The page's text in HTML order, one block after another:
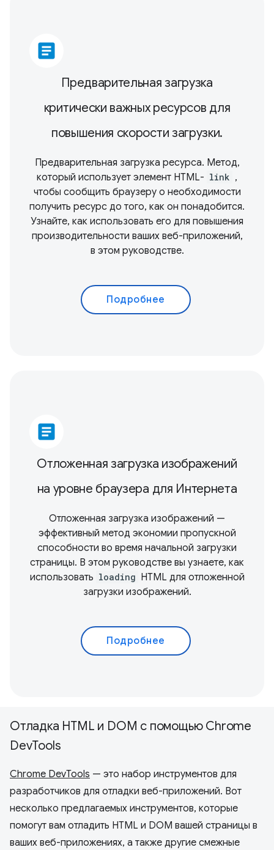
article
Предварительная загрузка
критически важных ресурсов для
повышения скорости загрузки.
Предварительная загрузка ресурса. Метод,
который использует элемент HTML- link ,
чтобы сообщить браузеру о необходимости
получить ресурс до того, как он понадобится.
Узнайте, как использовать его для повышения
производительности ваших веб-приложений,
в этом руководстве.
Подробнее
article
Отложенная загрузка изображений
на уровне браузера для Интернета
Отложенная загрузка изображений —
эффективный метод экономии пропускной
способности во время начальной загрузки
страницы. В этом руководстве вы узнаете, как
использовать loading HTML для отложенной
загрузки изображений.
Подробнее
Отладка HTML и DOM с помощью Chrome
DevTools
Chrome DevTools — это набор инструментов для
разработчиков для отладки веб-приложений. Вот
несколько предлагаемых инструментов, которые
помогут вам отладить HTML и DOM вашей страницы в
ваших веб-приложениях, а также другие смежные